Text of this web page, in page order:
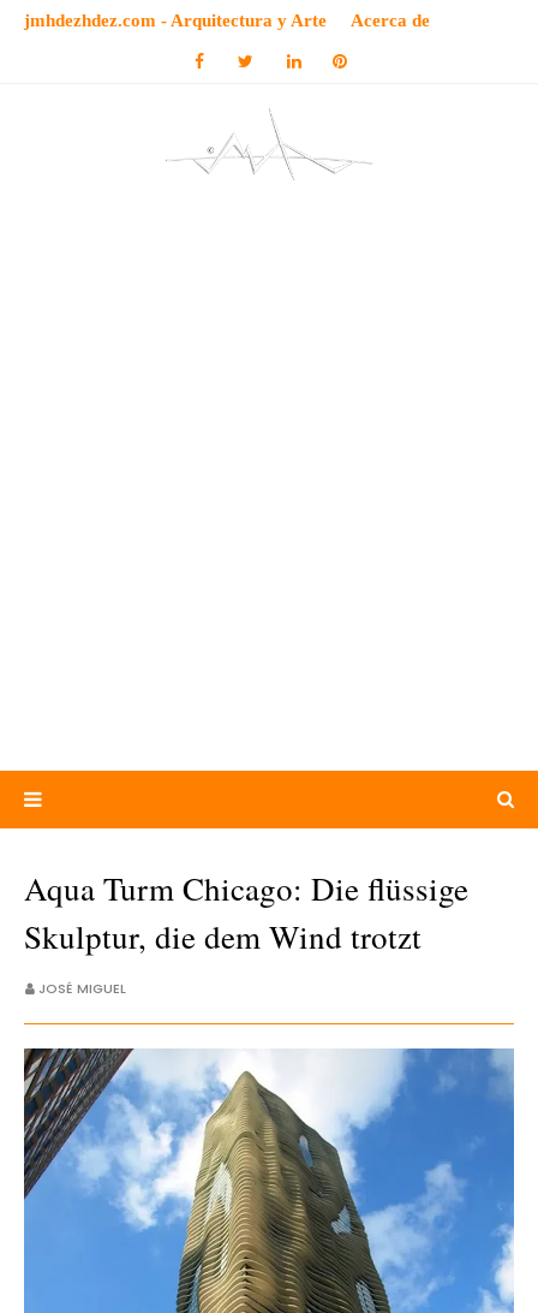
jmhdezhdez.com - Arquitectura y Arte Acerca de
Aqua Turm Chicago: Die flüssige
Skulptur, die dem Wind trotzt
JOSÉ MIGUEL